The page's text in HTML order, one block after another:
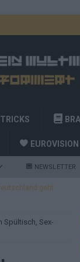
EUROVISION
NEWSLETTER
geht
EUROVISION
Spültisch, Sex-